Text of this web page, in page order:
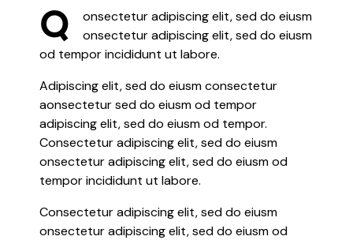
Q
onsectetur adipiscing elit, sed do eiusm
onsectetur adipiscing elit, sed do eiusm
od tempor incididunt ut labore.
Adipiscing elit, sed do eiusm consectetur
aonsectetur sed do eiusm od tempor
adipiscing elit, sed do eiusm od tempor.
Consectetur adipiscing elit, sed do eiusm
onsectetur adipiscing elit, sed do eiusm od
tempor incididunt ut labore.
Consectetur adipiscing elit, sed do eiusm
onsectetur adipiscing elit, sed do eiusm od